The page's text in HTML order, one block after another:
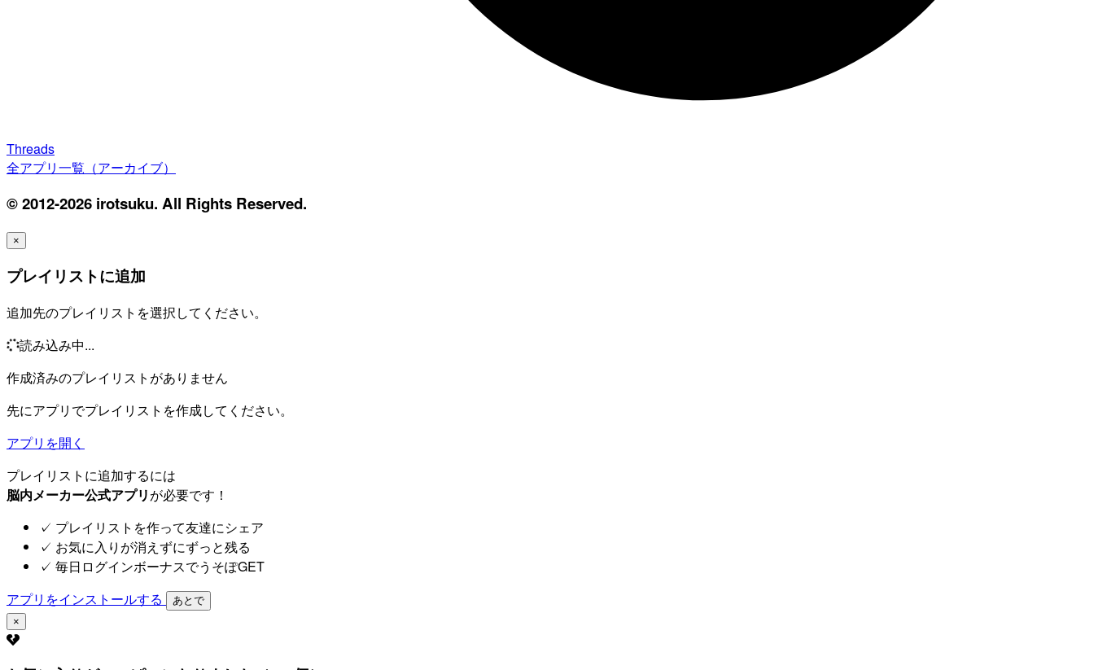
Threads
全アプリ一覧（アーカイブ）
© 2012-2026 irotsuku. All Rights Reserved.
×
プレイリストに追加
追加先のプレイリストを選択してください。
読み込み中...
作成済みのプレイリストがありません
先にアプリでプレイリストを作成してください。
アプリを開く
プレイリストに追加するには
脳内メーカー公式アプリが必要です！
✓ プレイリストを作って友達にシェア
✓ お気に入りが消えずにずっと残る
✓ 毎日ログインボーナスでうそぽGET
アプリをインストールする
あとで
×